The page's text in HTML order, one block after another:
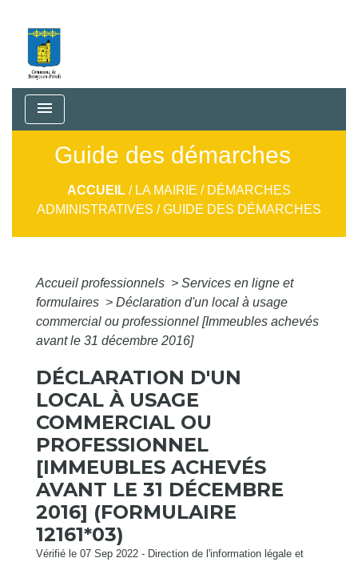
menu
Guide des démarches
ACCUEIL / LA MAIRIE / DÉMARCHES
ADMINISTRATIVES /GUIDE DES DÉMARCHES
Accueil professionnels > Services en ligne et
formulaires > Déclaration d'un local à usage
commercial ou professionnel [Immeubles achevés
avant le 31 décembre 2016]
DÉCLARATION D'UN
LOCAL À USAGE
COMMERCIAL OU
PROFESSIONNEL
[IMMEUBLES ACHEVÉS
AVANT LE 31 DÉCEMBRE
2016] (FORMULAIRE
12161*03)
Vérifié le 07 Sep 2022 - Direction de l'information légale et